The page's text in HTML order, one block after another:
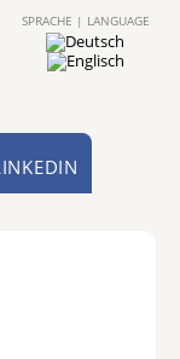
SPRACHE | LANGUAGE